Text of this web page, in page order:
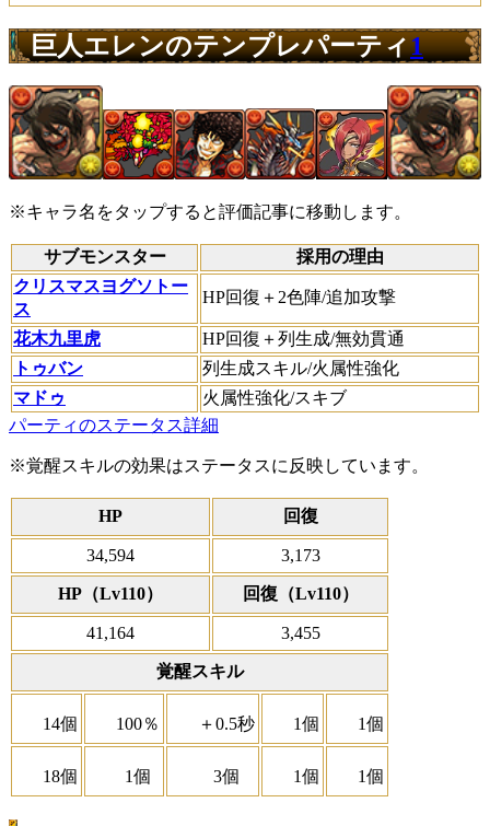
巨人エレンのテンプレパーティ1
※キャラ名をタップすると評価記事に移動します。
サブモンスター
採用の理由
クリスマスヨグソトー
ス
HP回復＋2色陣/追加攻撃
花木九里虎
HP回復＋列生成/無効貫通
トゥバン
列生成スキル/火属性強化
マドゥ
火属性強化/スキブ
パーティのステータス詳細
※覚醒スキルの効果はステータスに反映しています。
HP 回復
34,594 3,173
HP（Lv110） 回復（Lv110）
41,164 3,455
覚醒スキル
14個 100％ ＋0.5秒 1個 1個
18個 1個 3個 1個 1個